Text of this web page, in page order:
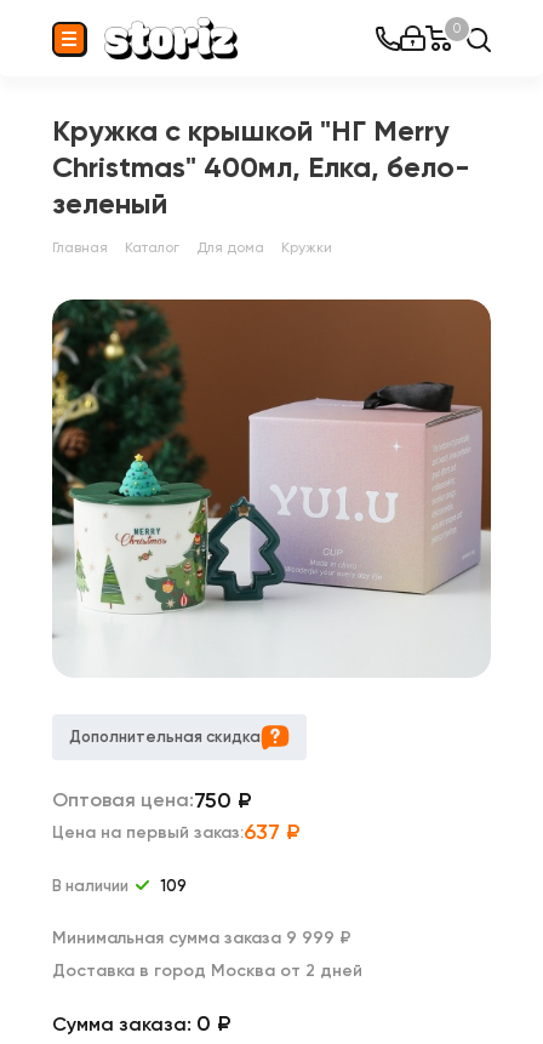
0
Кружка с крышкой "НГ Merry
Christmas" 400мл, Елка, бело-
зеленый
Главная Каталог Для дома Кружки
Дополнительная скидка
Оптовая цена:750 ₽
Цена на первый заказ:637 ₽
В наличии 109
Минимальная сумма заказа 9 999 ₽
Доставка в город Москва от 2 дней
Сумма заказа: 0 ₽